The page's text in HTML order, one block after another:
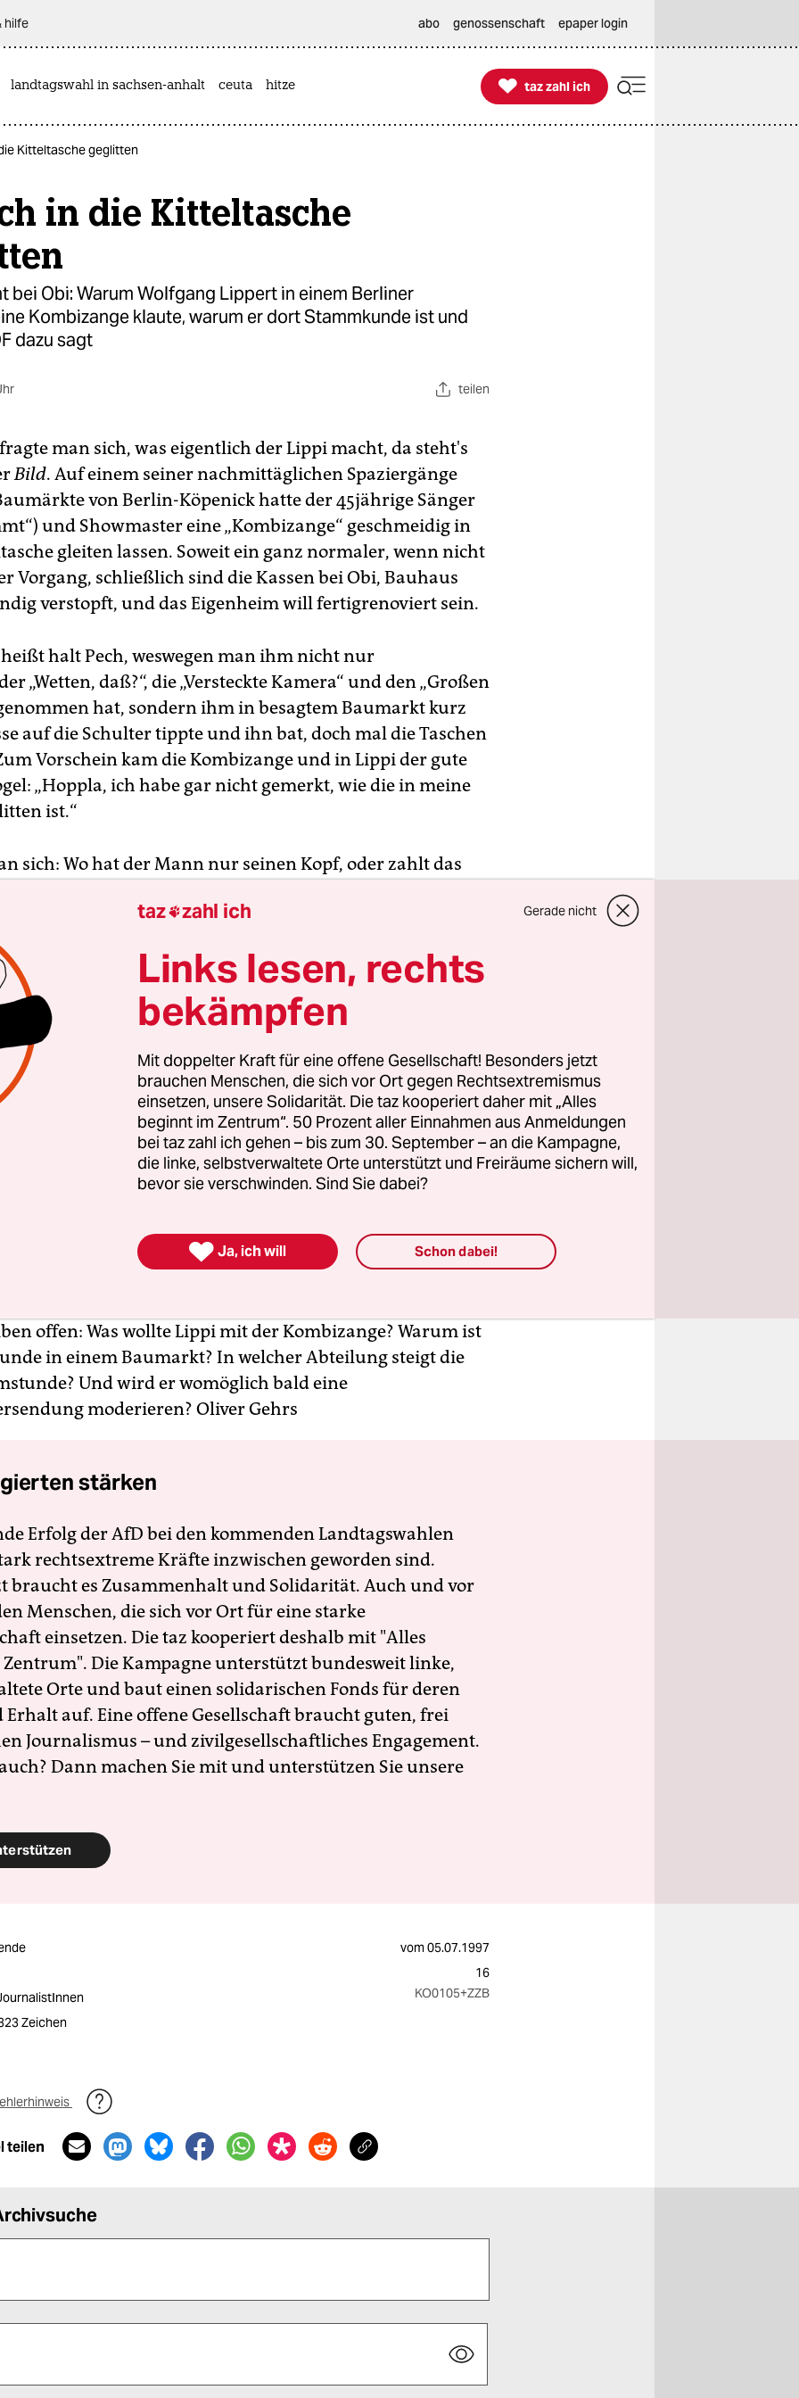
hilfe abo genossenschaft epaper login
landtagswahl in sachsen-anhalt ceuta hitze 
taz zahl ich
taz zahl ich
Kitteltasche geglitten
in die Kitteltasche
bei Obi: Warum Wolfgang Lippert in einem Berliner
Kombizange klaute, warum er dort Stammkunde ist und
dazu sagt
teilen
man sich, was eigentlich der Lippi macht, da steht's
Bild. Auf einem seiner nachmittäglichen Spaziergänge
von Berlin-Köpenick hatte der 45jährige Sänger
und Showmaster eine „Kombizange“ geschmeidig in
gleiten lassen. Soweit ein ganz normaler, wenn nicht
Vorgang, schließlich sind die Kassen bei Obi, Bauhaus
verstopft, und das Eigenheim will fertigrenoviert sein.
halt Pech, weswegen man ihm nicht nur
„Wetten, daß?“, die „Versteckte Kamera“ und den „Großen
hat, sondern ihm in besagtem Baumarkt kurz
auf die Schulter tippte und ihn bat, doch mal die Taschen
Vorschein kam die Kombizange und in Lippi der gute
„Hoppla, ich habe gar nicht gemerkt, wie die in meine
ist.“
sich: Wo hat der Mann nur seinen Kopf, oder zahlt das
sondern nicht einmal mehr 18 Mark für eine
drin sind? Immerhin verzichtet der Baumarkt (Stinnes)
denn „bei Stammkunden drücken wir schon mal
wie der zuständige Abteilungsleiter vergibt.
war Wolfgang Lippert auch mal beim ZDF, wo man sich
gibt. „Da der Baumarkt keine Strafanzeige stellt,
offensichtlich um einen Bagatellfall handelt, sieht das ZDF
für Konsequenzen“, sagte Pressesprecher Dieter
habe sie wohl versehentlich eingesteckt“, sprach er zu
offen: Was wollte Lippi mit der Kombizange? Warum ist
in einem Baumarkt? In welcher Abteilung steigt die
Und wird er womöglich bald eine
moderieren? Oliver Gehrs
stärken
Erfolg der AfD bei den kommenden Landtagswahlen
rechtsextreme Kräfte inzwischen geworden sind.
braucht es Zusammenhalt und Solidarität. Auch und vor
Menschen, die sich vor Ort für eine starke
einsetzen. Die taz kooperiert deshalb mit "Alles
Die Kampagne unterstützt bundesweit linke,
Orte und baut einen solidarischen Fonds für deren
Erhalt auf. Eine offene Gesellschaft braucht guten, frei
Journalismus – und zivilgesellschaftliches Engagement.
Dann machen Sie mit und unterstützen Sie unsere
vom05.07.1997
16
KO0105+ZZB
Zeichen
teilen
taz zahl ich Gerade nicht
Links lesen, rechts
bekämpfen
Mit doppelter Kraft für eine offene Gesellschaft! Besonders jetzt
brauchen Menschen, die sich vor Ort gegen Rechtsextremismus
einsetzen, unsere Solidarität. Die taz kooperiert daher mit „Alles
beginnt im Zentrum“. 50 Prozent aller Einnahmen aus Anmeldungen
bei taz zahl ich gehen – bis zum 30. September – an die Kampagne,
die linke, selbstverwaltete Orte unterstützt und Freiräume sichern will,
bevor sie verschwinden. Sind Sie dabei?
 Ja, ich will Schon dabei!